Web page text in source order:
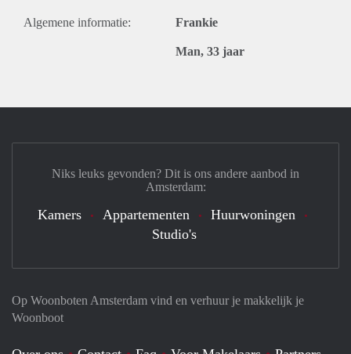
Algemene informatie: Frankie
Man, 33 jaar
Op Woonboten Amsterdam vind en verhuur je makkelijk je
Woonboot
Niks leuks gevonden? Dit is ons andere aanbod in
Amsterdam:
Kamers Appartementen
Huurwoningen
Studio's